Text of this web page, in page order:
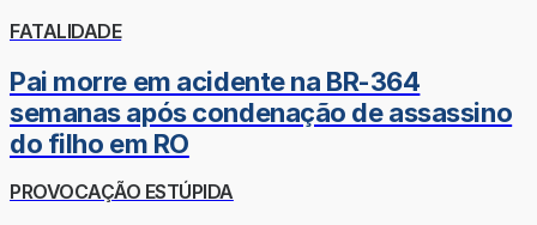
FATALIDADE
Pai morre em acidente na BR-364
semanas após condenação de assassino
do filho em RO
PROVOCAÇÃO ESTÚPIDA